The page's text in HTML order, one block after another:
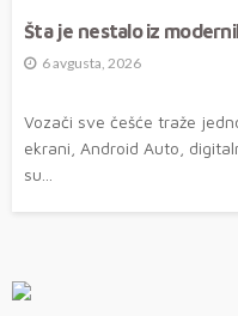
Šta je nestalo iz
6 avgusta, 2026
Vozači sve češće traže
ekrani, Android Auto,
su...